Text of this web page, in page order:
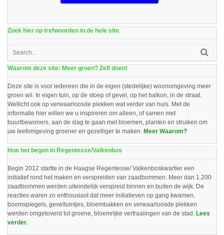
Zoek hier op trefwoorden in de hele site.
Waarom deze site: Meer groen? Zelf doen!
Deze site is voor iedereen die in de eigen (stedelijke) woonomgeving meer
groen wil. In eigen tuin, op de stoep of gevel, op het balkon, in de straat.
Wellicht ook op verwaarloosde plekken wat verder van huis. Met de
informatie hier willen we u inspireren om alleen, of samen met
buurtbewoners, aan de slag te gaan met bloemen, planten en struiken om
uw leefomgeving groener en gezelliger te maken. Meer Waarom?
Hoe het begon in Regentesse/Valkenbos
Begin 2012 startte in de Haagse Regentesse/ Valkenboskwartier een
initiatief rond het maken en verspreiden van zaadbommen. Meer dan 1.200
zaadbommen werden uiteindelijk verspreid binnen en buiten de wijk. De
reacties waren zo enthousiast dat meer initiatieven op gang kwamen,
boomspiegels, geveltuintjes, bloembakken en verwaarloosde plekken
werden omgetoverd tot groene, bloemrijke verfraaiingen van de stad. Lees
verder.